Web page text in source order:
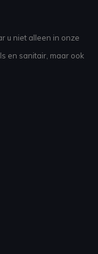
u niet alleen in onze
en sanitair, maar ook